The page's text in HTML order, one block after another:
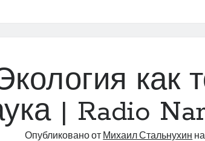
как
| Radio
Опубликовано от Михаил Стальнухин